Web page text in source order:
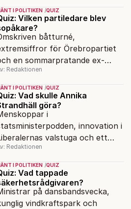
vecka?
I POLITIKEN QUIZ
Vilken partiledare blev
båtturné,
för Örebropartiet
en sommarpratande ex-
Har du koll på veckans
i politiken?
Redaktionen
I POLITIKEN QUIZ
Vad skulle Annika
göra?
i
innovation i
valstuga och ett
parti som backar. Hur
politiksnacket i veckan?
Redaktionen
I POLITIKEN QUIZ
Vad tappade
på dansbandsvecka,
vindkraftspark och